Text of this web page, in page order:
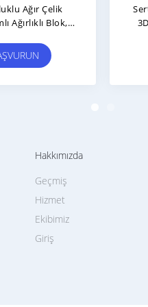
Alaşımı
Çelik Taş Özel
Hakkımızda
Giriş
Geçmiş
Hizmet
Ekibimiz